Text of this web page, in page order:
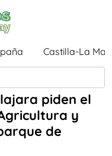
Castilla-La
piden el
y
de